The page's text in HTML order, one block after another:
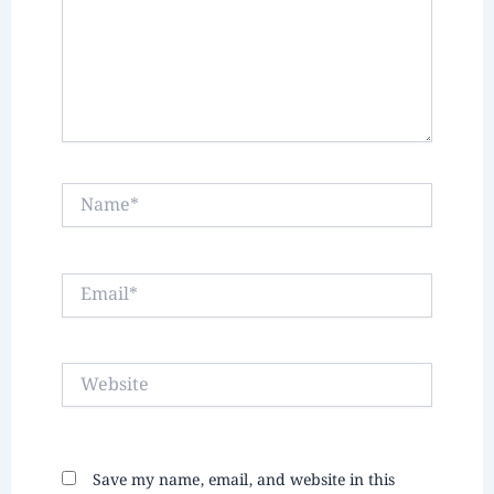
Name*
Email*
Website
Save my name, email, and website in this